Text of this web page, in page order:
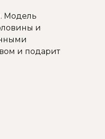
Модель
и
и подарит